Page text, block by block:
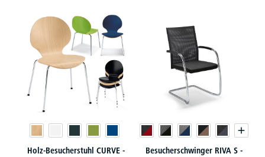
Holz-Besucherstuhl CURVE -
Besucherschwinger RIVA S -